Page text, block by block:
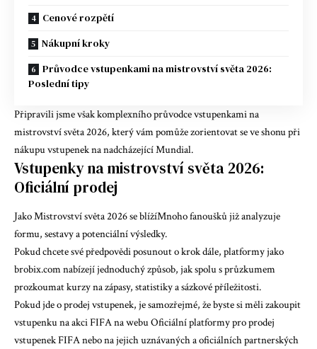
Cenové rozpětí
Nákupní kroky
Průvodce vstupenkami na mistrovství světa 2026:
Poslední tipy
Připravili jsme však komplexního průvodce vstupenkami na
mistrovství světa 2026, který vám pomůže zorientovat se ve shonu při
nákupu vstupenek na nadcházející Mundial.
Vstupenky na mistrovství světa 2026:
Oficiální prodej
JakoMistrovství světa 2026 se blížíMnoho fanoušků již analyzuje
formu, sestavy a potenciální výsledky.
Pokud chcete své předpovědi posunout o krok dále, platformy jako
brobix.comnabízejí jednoduchý způsob, jak spolu s průzkumem
prozkoumat kurzy na zápasy, statistiky a sázkové příležitosti.
Pokud jde o prodej vstupenek, je samozřejmé, že byste si měli zakoupit
vstupenku na akci FIFA na webuOficiální platformy pro prodej
vstupenek FIFAnebo na jejich uznávaných a oficiálních partnerských